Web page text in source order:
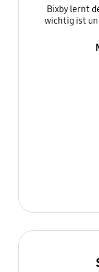
Bixby lernt
wichtig ist